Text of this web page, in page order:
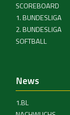
SCOREBOARD
1. BUNDESLIGA
2. BUNDESLIGA
SOFTBALL
News
1.BL